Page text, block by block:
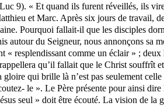
9). « Et quand ils furent réveillés, ils
et Marc. Après six jours de
Pourquoi fallait-il que les disciples
autour du Seigneur, nous annonçons sa
« resplendissant comme un éclair » ;
qu’il fallait que le Christ souffrît
qui brille là n’est pas seulement
le ». Le Père présente pour ainsi
seul » doit être écouté. La vision de